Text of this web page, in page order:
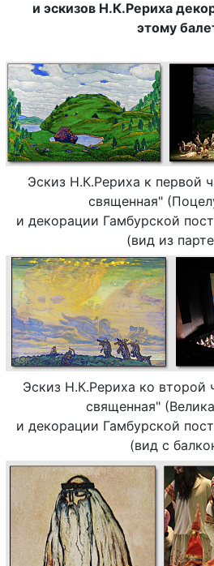
и эскизов Н.К.Рериха
этому
Эскиз Н.К.Рериха к первой
священная"
и декорации Гамбурской
(вид из
Эскиз Н.К.Рериха ко второй
священная"
и декорации Гамбурской
(вид с